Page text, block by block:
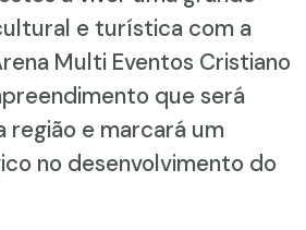
e turística com a
Multi Eventos Cristiano
que será
região e marcará um
no desenvolvimento do